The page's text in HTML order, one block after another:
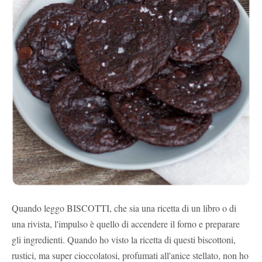
Quando leggo BISCOTTI, che sia una ricetta di un libro o di
una rivista, l'impulso è quello di accendere il forno e preparare
gli ingredienti. Quando ho visto la ricetta di questi biscottoni,
rustici, ma super cioccolatosi, profumati all'anice stellato, non ho